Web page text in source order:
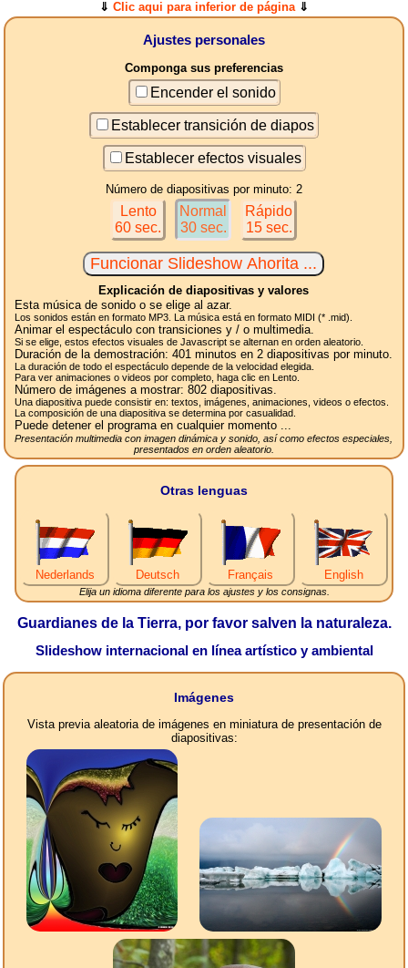
⇓ Clic aqui para inferior de página⇓
Ajustes personales
Componga sus preferencias
Encender el sonido
Establecer transición de diapos
Establecer efectos visuales
Número de diapositivas por minuto: 2
Lento
60 sec.
Normal
30 sec.
Rápido
15 sec.
Explicación de diapositivas y valores
Esta música de sonido o se elige al azar.
Los sonidos están en formato MP3. La música está en formato MIDI (* .mid).
Animar el espectáculo con transiciones y / o multimedia.
Si se elige, estos efectos visuales de Javascript se alternan en orden aleatorio.
Duración de la demostración:401 minutos en 2diapositivas por minuto.
La duración de todo el espectáculo depende de la velocidad elegida.
Para ver animaciones o videos por completo, haga clic en Lento.
Número de imágenes a mostrar:802 diapositivas.
Una diapositiva puede consistir en: textos, imágenes, animaciones, videos o efectos.
La composición de una diapositiva se determina por casualidad.
Puede detener el programa en cualquier momento ...
Presentación multimedia con imagen dinámica y sonido, así como efectos especiales,
presentados en orden aleatorio.
Otras lenguas
Nederlands Deutsch Français English
Elija un idioma diferente para los ajustes y los consignas.
Guardianes de la Tierra, por favor salven la naturaleza.
Slideshow internacional en línea artístico y ambiental
Imágenes
Vista previa aleatoria de imágenes en miniatura de presentación de
diapositivas: